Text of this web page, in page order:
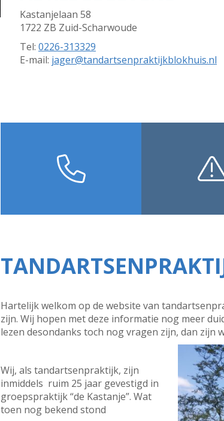
Kastanjelaan 58
1722 ZB Zuid-Scharwoude
Tel: 0226-313329
E-mail: jager@tandartsenpraktijkblokhuis.nl
Hartelijk welkom op de website van
zijn. Wij hopen met deze informatie nog meer
lezen desondanks toch nog vragen zijn, dan zijn
Wij, als tandartsenpraktijk, zijn
inmiddels ruim 25 jaar gevestigd in
groepspraktijk “de Kastanje”. Wat
toen nog bekend stond